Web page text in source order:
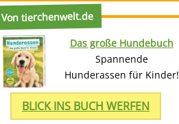
Von tierchenwelt.de
Das große Hundebuch
Spannende
Hunderassen für Kinder!
BLICK INS BUCH WERFEN